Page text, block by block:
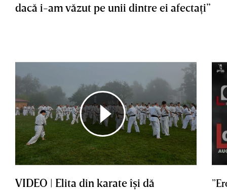
dacă i-am văzut pe unii dintre ei afectaţi”
VIDEO | Elita din karate îşi dă